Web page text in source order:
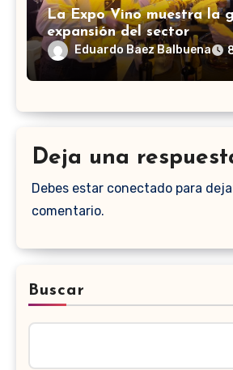
La Expo Vino muestra la
expansión del sector
Eduardo Baez Balbuena
Deja una
Debes estar conectado para
comentario.
Buscar